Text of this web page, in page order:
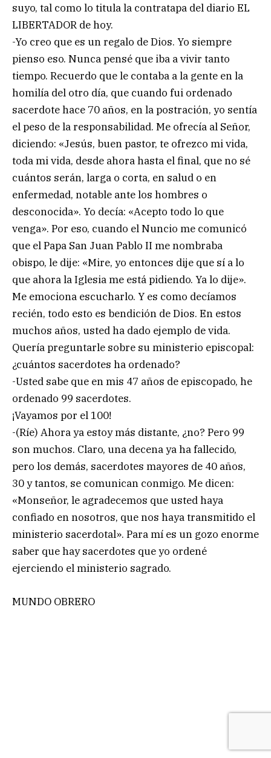
suyo, tal como lo titula la contratapa del diario EL
LIBERTADOR de hoy.
-Yo creo que es un regalo de Dios. Yo siempre
pienso eso. Nunca pensé que iba a vivir tanto
tiempo. Recuerdo que le contaba a la gente en la
homilía del otro día, que cuando fui ordenado
sacerdote hace 70 años, en la postración, yo sentía
el peso de la responsabilidad. Me ofrecía al Señor,
diciendo: «Jesús, buen pastor, te ofrezco mi vida,
toda mi vida, desde ahora hasta el final, que no sé
cuántos serán, larga o corta, en salud o en
enfermedad, notable ante los hombres o
desconocida». Yo decía: «Acepto todo lo que
venga». Por eso, cuando el Nuncio me comunicó
que el Papa San Juan Pablo II me nombraba
obispo, le dije: «Mire, yo entonces dije que sí a lo
que ahora la Iglesia me está pidiendo. Ya lo dije».
Me emociona escucharlo. Y es como decíamos
recién, todo esto es bendición de Dios. En estos
muchos años, usted ha dado ejemplo de vida.
Quería preguntarle sobre su ministerio episcopal:
¿cuántos sacerdotes ha ordenado?
-Usted sabe que en mis 47 años de episcopado, he
ordenado 99 sacerdotes.
¡Vayamos por el 100!
-(Ríe) Ahora ya estoy más distante, ¿no? Pero 99
son muchos. Claro, una decena ya ha fallecido,
pero los demás, sacerdotes mayores de 40 años,
30 y tantos, se comunican conmigo. Me dicen:
«Monseñor, le agradecemos que usted haya
confiado en nosotros, que nos haya transmitido el
ministerio sacerdotal». Para mí es un gozo enorme
saber que hay sacerdotes que yo ordené
ejerciendo el ministerio sagrado.
MUNDO OBRERO